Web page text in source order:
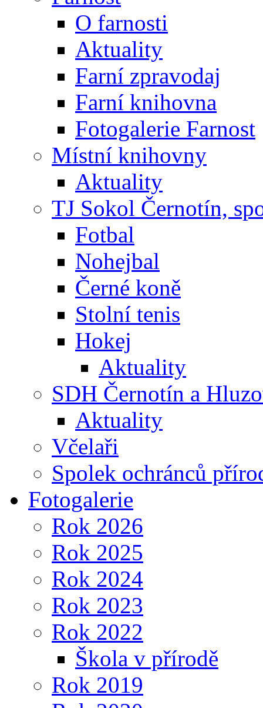
O farnosti
Aktuality
Farní zpravodaj
Farní knihovna
Fotogalerie Farnost
Místní knihovny
Aktuality
TJ Sokol Černotín,
Fotbal
Nohejbal
Černé koně
Stolní tenis
Hokej
Aktuality
SDH Černotín a
Aktuality
Včelaři
Spolek ochránců
Fotogalerie
Rok 2026
Rok 2025
Rok 2024
Rok 2023
Rok 2022
Škola v přírodě
Rok 2019